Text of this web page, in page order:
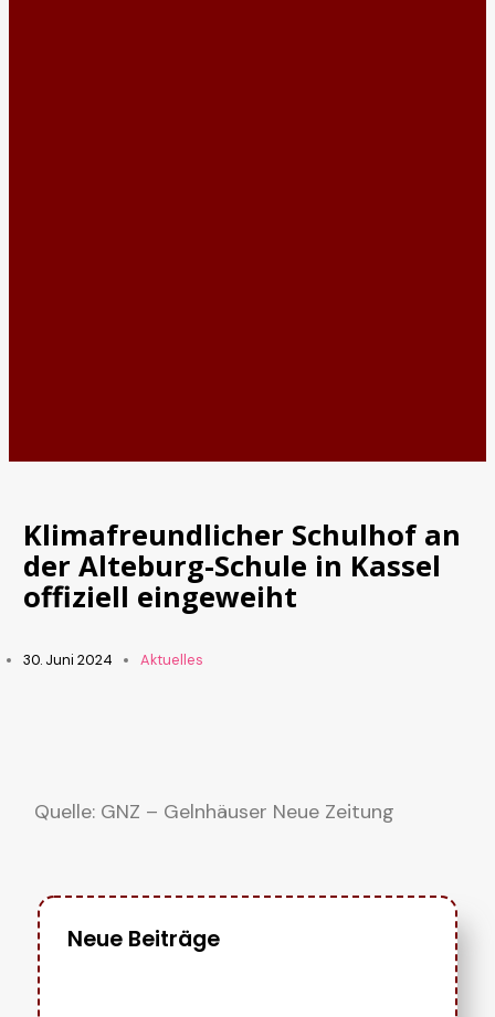
Klimafreundlicher Schulhof an
der Alteburg-Schule in Kassel
offiziell eingeweiht
30. Juni 2024 Aktuelles
Quelle: GNZ – Gelnhäuser Neue Zeitung
Neue Beiträge